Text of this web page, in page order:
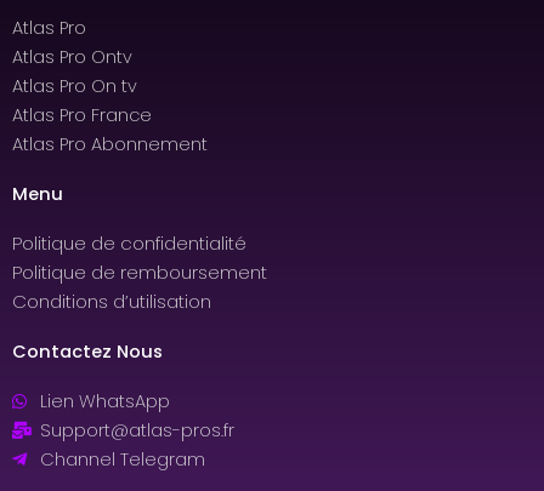
Atlas Pro
Atlas Pro Ontv
Atlas Pro On tv
Atlas Pro France
Atlas Pro Abonnement
Menu
Politique de confidentialité
Politique de remboursement
Conditions d’utilisation
Contactez Nous
Lien WhatsApp
Support@atlas-pros.fr
Channel Telegram